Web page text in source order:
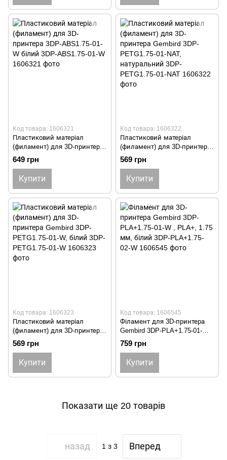
Код товара: 1606321
Пластиковий матеріал
(филамент) для 3D-принтера
3DP-ABS1.75-01-W білий 3DP-
ABS1.75-01-W
649 грн
Купити
Код товара: 1606322
Пластиковий матеріал
(филамент) для 3D-принтера
Gembird 3DP-PETG1.75-01-
NAT, натуральний 3DP-
PETG1.75-01-NAT
569 грн
Купити
Код товара: 1606323
Пластиковий матеріал
(филамент) для 3D-принтера
Gembird 3DP-PETG1.75-01-W,
білий 3DP-PETG1.75-01-W
569 грн
Купити
Код товара: 1606545
Філамент для 3D-принтера
Gembird 3DP-PLA+1.75-01-W ,
PLA+, 1.75 мм, білий 3DP-
PLA+1.75-02-W
759 грн
Купити
Показати ще 20 товарів
назад 1з 3 Вперед